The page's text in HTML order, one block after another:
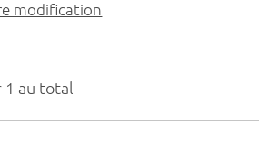
1 au total
modification